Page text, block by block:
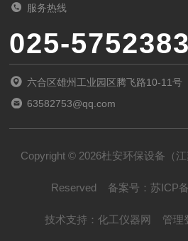
服务热线
025-
六合区雄州工业园区腾飞路10-11号
63582753@qq.com
Copyright © 2026杜安环保设备（
Reserved 备案号：苏ICP
技术支持： 化工仪器网 管理